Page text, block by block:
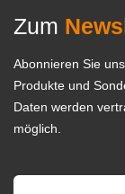
Zum
Abonnieren Sie
Produkte und
Daten werden
möglich.